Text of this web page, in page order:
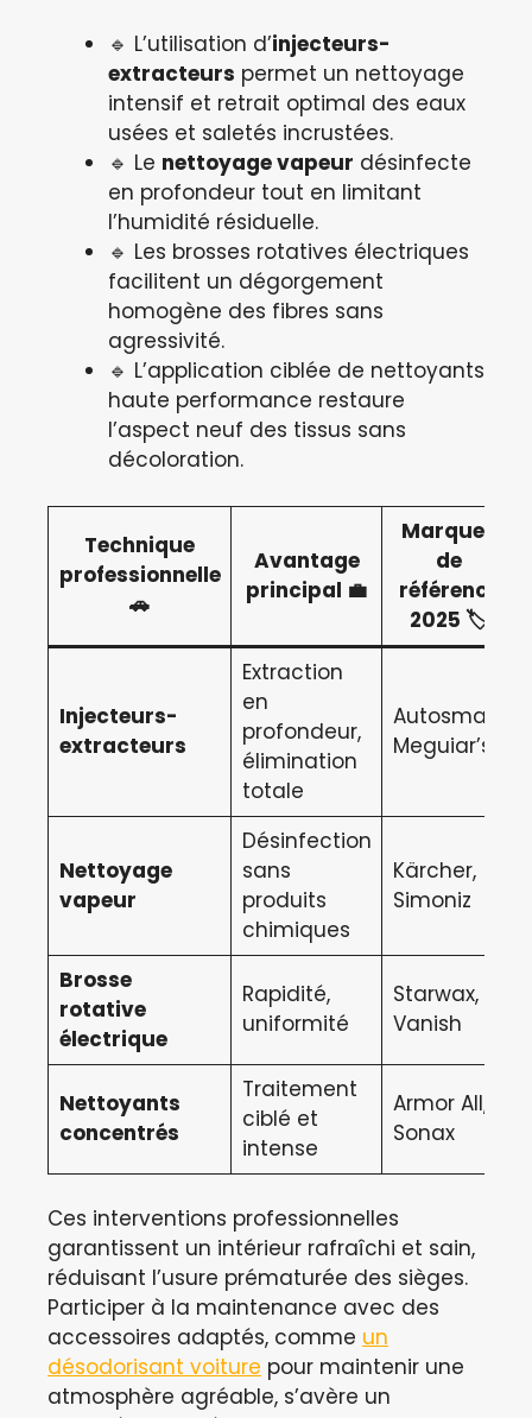
🔹 L’utilisation d’injecteurs-
extracteurs permet un nettoyage
intensif et retrait optimal des eaux
usées et saletés incrustées.
🔹 Le nettoyage vapeur désinfecte
en profondeur tout en limitant
l’humidité résiduelle.
🔹 Les brosses rotatives électriques
facilitent un dégorgement
homogène des fibres sans
agressivité.
🔹 L’application ciblée de nettoyants
haute performance restaure
l’aspect neuf des tissus sans
décoloration.
Technique
professionnelle
🚗
Avantage
principal 💼
Marques
de
référence
2025 🏷️
Injecteurs-
extracteurs
Extraction
en
profondeur,
élimination
totale
Autosmart,
Meguiar’s
Nettoyage
vapeur
Désinfection
sans
produits
chimiques
Kärcher,
Simoniz
Brosse
rotative
électrique
Rapidité,
uniformité
Starwax,
Vanish
Nettoyants
concentrés
Traitement
ciblé et
intense
Armor All,
Sonax
Ces interventions professionnelles
garantissent un intérieur rafraîchi et sain,
réduisant l’usure prématurée des sièges.
Participer à la maintenance avec des
accessoires adaptés, comme un
désodorisant voiture pour maintenir une
atmosphère agréable, s’avère un